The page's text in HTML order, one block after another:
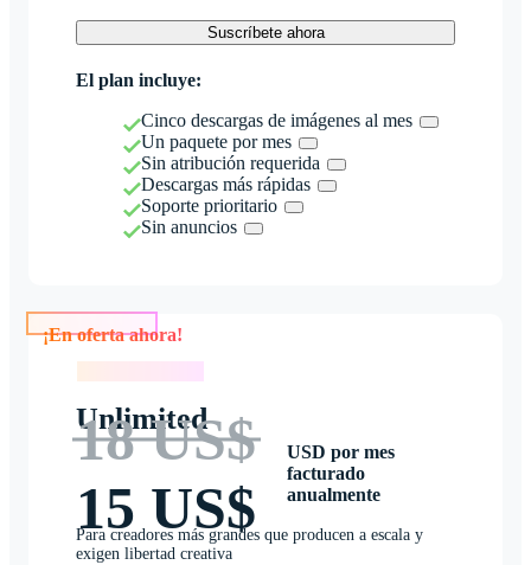
Suscríbete ahora
El plan incluye:
Cinco descargas de imágenes al mes
Un paquete por mes
Sin atribución requerida
Descargas más rápidas
Soporte prioritario
Sin anuncios
Unlimited
18 US$
15 US$
USD por mes
facturado
anualmente
Para creadores más grandes que producen a escala y
exigen libertad creativa